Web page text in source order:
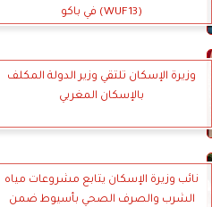
(WUF13) في باكو
وزيرة الإسكان تلتقي وزير الدولة المكلف
بالإسكان المغربي
نائب وزيرة الإسكان يتابع مشروعات مياه
الشرب والصرف الصحي بأسيوط ضمن